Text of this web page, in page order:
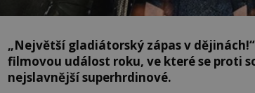
„Největší gladiátorský zápas v
filmovou událost roku, ve které se proti
nejslavnější superhrdinové.